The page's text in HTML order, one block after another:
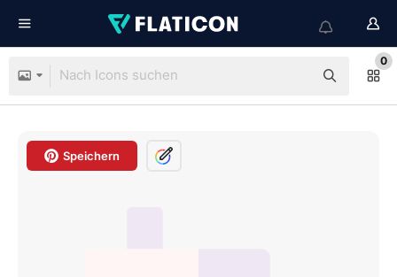
0
Speichern